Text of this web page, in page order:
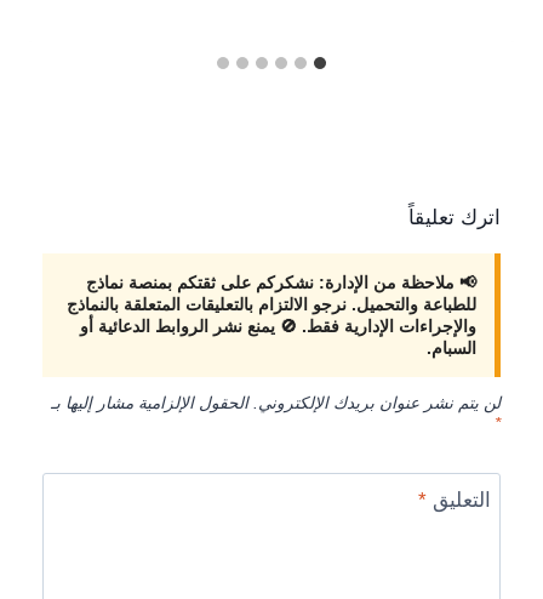
اترك تعليقاً
لن يتم نشر عنوان بريدك الإلكتروني. الحقول الإلزامية مشار إليها بـ
*
التعليق*